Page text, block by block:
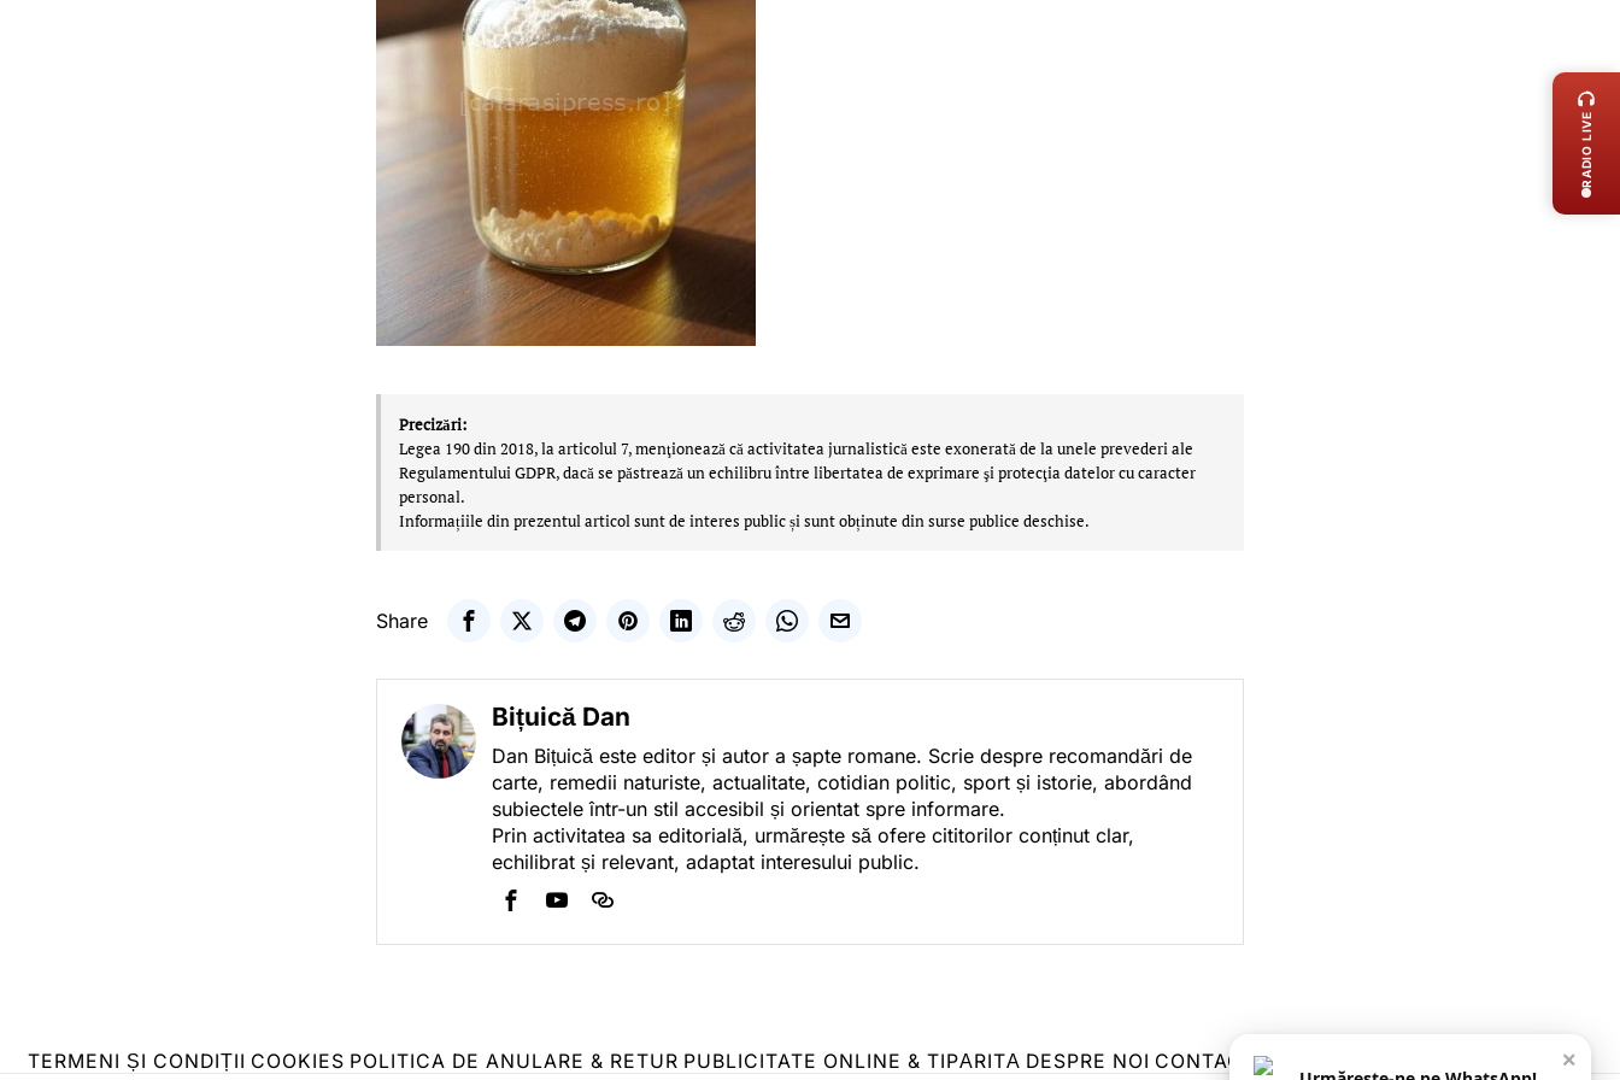
Precizări:
Legea 190 din 2018, la articolul 7, menţionează că activitatea jurnalistică este exonerată de la unele prevederi ale
Regulamentului GDPR, dacă se păstrează un echilibru între libertatea de exprimare şi protecţia datelor cu caracter
personal.
Informațiile din prezentul articol sunt de interes public și sunt obținute din surse publice deschise.
Share
Bițuică Dan
Dan Bițuică este editor și autor a șapte romane. Scrie despre recomandări de
carte, remedii naturiste, actualitate, cotidian politic, sport și istorie, abordând
subiectele într-un stil accesibil și orientat spre informare.
Prin activitatea sa editorială, urmărește să ofere cititorilor conținut clar,
echilibrat și relevant, adaptat interesului public.
TERMENI ȘI CONDIȚII COOKIES POLITICA DE ANULARE & RETUR PUBLICITATE ONLINE & TIPĂRITĂ DESPRE NOI CONTACT ZIARUL ANUNȚUL CĂLĂRĂȘEAN
×
RADIO LIVE